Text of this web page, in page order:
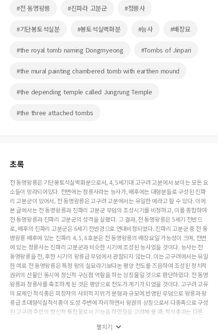
#전 동명왕릉 #진파라 고분군 #정릉사
#기단봉토석실분 #봉토석실벽화분 #능사 #배장묘
#the royal tomb naming Dongmyeong #Tombs of Jinpari
#the mural painting chambered tomb with earthen mound
#the depending temple called Jungrung Temple
#the three attached tombs
초록
전 동명왕릉은 기단봉토석실벽화분으로서, 4, 5세기대 고구려 고분에서 보이는 모든 요
소들이 망라되어있다. 전면에는 정릉사라는 능사가, 배후에는 대형분들로 구성된 진파
리 고분군이 있어서, 전 동명왕릉은 고구려 고분에서는 유일한 예라고 할 수 있다. 이에
본 글에서는 전 동명왕릉과 진파리 고분군 무덤의 조성시기를 비정하고, 이를 종합하여
전 동명왕릉과 진파리 고분군의 성격을 살폈다. 그 결과, 전 동명왕릉은 5세기 전반으
로, 배후의 진파리 고분군은 6세기 전반경으로 연대비정되었다. 진파리 고분군 중 전 동
명왕릉 배후에 있는 진파리 4, 5, 6호분은 전 동명왕릉의 배장묘일 가능성이 크며, 전면
에 있는 정릉사는 진파리 고분군과 비슷한 시기에 조성된 능사였을 것이다. 능사는 전
동명왕릉을 전, 후한 시기의 왕릉급 무덤에서 관찰되지 않는다. 이는 고구려에서는 유일
한 예로 전 동명왕릉은 특정 왕의 실묘라기보다논 평양 천도를 즈음하여 조성된 정치적
권위의 산물인 동시에 정신적 구심점 역할을 하는 상징물일 것으로 판단하였다. 전 동명
왕릉과 정릉사를 축조하게 된 것은 평양으로 천도가 계기가 되었을 것이다. 고구려 고유
의 묘제인 적석총은 피장자의 사회적 지위가 분형과 규모에 반영된 무덤으로 왕릉과 왕
릉급 초대형석실적석총이 도성 주변에 자리하면서 왕권의 상징으로서 다종족으로 구성
된 고구려 주민의 정신적 통합물로서 기능을 하였음을 고려해 볼 때, 적석총과는 다른
적으로 통합할 기념물을 필요로 하였을 것이다. 그러한 배경에서 전 동명왕릉과 배후의
펼치기